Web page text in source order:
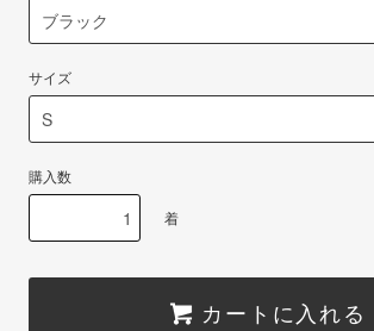
サイズ
購入数
着
カートに入れる